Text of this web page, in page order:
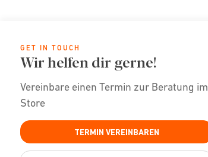
GET IN TOUCH
Wir helfen dir gerne!
Vereinbare einen Termin zur Beratung im
Store
TERMIN VEREINBAREN